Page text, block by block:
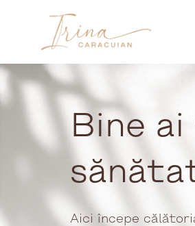
Bine
Aici începe